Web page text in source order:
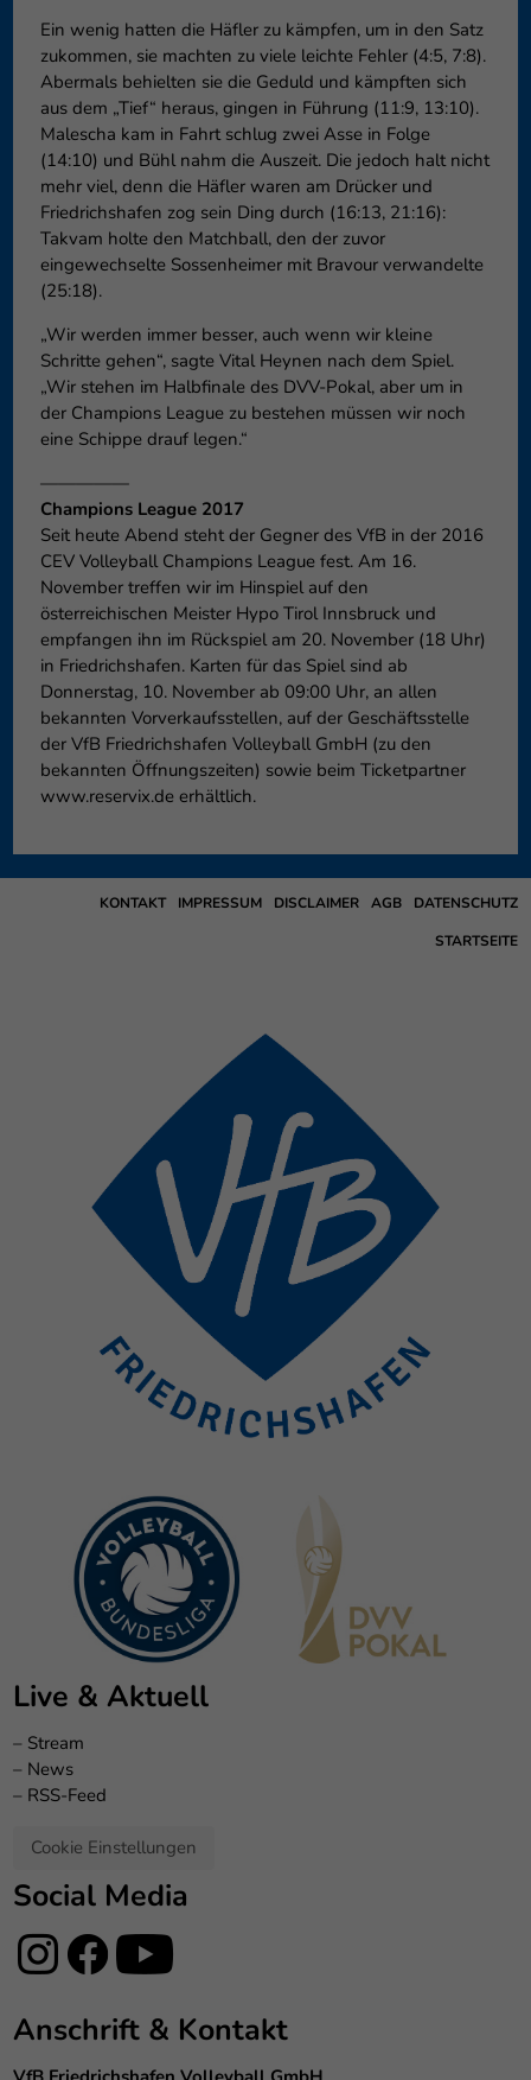
Ein wenig hatten die Häfler zu kämpfen, um in den Satz
zukommen, sie machten zu viele leichte Fehler (4:5, 7:8).
Abermals behielten sie die Geduld und kämpften sich
aus dem „Tief“ heraus, gingen in Führung (11:9, 13:10).
Malescha kam in Fahrt schlug zwei Asse in Folge
(14:10) und Bühl nahm die Auszeit. Die jedoch halt nicht
mehr viel, denn die Häfler waren am Drücker und
Friedrichshafen zog sein Ding durch (16:13, 21:16):
Takvam holte den Matchball, den der zuvor
eingewechselte Sossenheimer mit Bravour verwandelte
(25:18).
„Wir werden immer besser, auch wenn wir kleine
Schritte gehen“, sagte Vital Heynen nach dem Spiel.
„Wir stehen im Halbfinale des DVV-Pokal, aber um in
der Champions League zu bestehen müssen wir noch
eine Schippe drauf legen.“
—————
Champions League 2017
Seit heute Abend steht der Gegner des VfB in der 2016
CEV Volleyball Champions League fest. Am 16.
November treffen wir im Hinspiel auf den
österreichischen Meister Hypo Tirol Innsbruck und
empfangen ihn im Rückspiel am 20. November (18 Uhr)
in Friedrichshafen. Karten für das Spiel sind ab
Donnerstag, 10. November ab 09:00 Uhr, an allen
bekannten Vorverkaufsstellen, auf der Geschäftsstelle
der VfB Friedrichshafen Volleyball GmbH (zu den
bekannten Öffnungszeiten) sowie beim Ticketpartner
www.reservix.de erhältlich.
DATENSCHUTZ
AGB
DISCLAIMER
IMPRESSUM
KONTAKT
STARTSEITE
Live & Aktuell
– Stream
– News
– RSS-Feed
Cookie Einstellungen
Social Media
Anschrift & Kontakt